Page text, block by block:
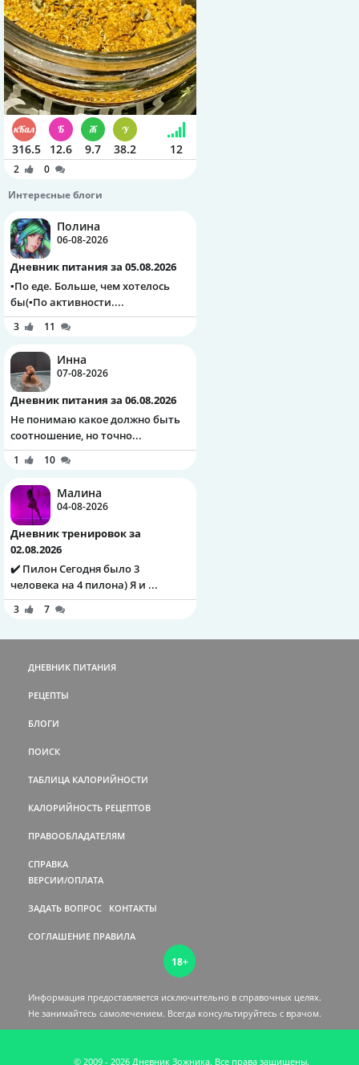
316.5 12.6 9.7 38.2 12
2
0
Интересные блоги
Полина
06-08-2026
Дневник питания за 05.08.2026
▪️По еде. Больше, чем хотелось
бы(▪️По активности....
3 11
Инна
07-08-2026
Дневник питания за 06.08.2026
Не понимаю какое должно быть
соотношение, но точно...
1 10
Малина
04-08-2026
Дневник тренировок за
02.08.2026
✔️ Пилон Сегодня было 3
человека на 4 пилона) Я и ...
3 7
ДНЕВНИК ПИТАНИЯ
РЕЦЕПТЫ
БЛОГИ
ПОИСК
ТАБЛИЦА КАЛОРИЙНОСТИ
КАЛОРИЙНОСТЬ РЕЦЕПТОВ
ПРАВООБЛАДАТЕЛЯМ
СПРАВКА
ВЕРСИИ/ОПЛАТА
ЗАДАТЬ ВОПРОС КОНТАКТЫ
СОГЛАШЕНИЕ ПРАВИЛА
18+
Информация предоставляется исключительно в справочных целях.
Не занимайтесь самолечением. Всегда консультируйтесь c врачом.
© 2009 - 2026 Дневник Зожника. Все права защищены.